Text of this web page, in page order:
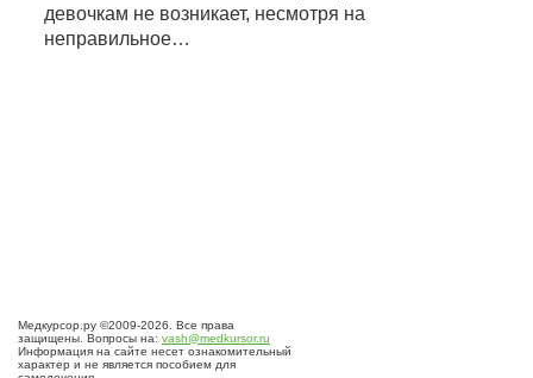
девочкам не возникает, несмотря на
неправильное…
Медкурсор.ру ©2009-2026. Все права
защищены. Вопросы на: vash@medkursor.ru
Информация на сайте несет ознакомительный
характер и не является пособием для